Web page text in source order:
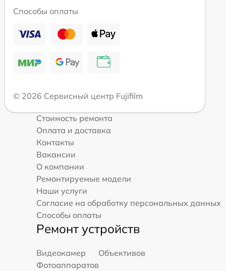
Способы оплаты
© 2026 Сервисный центр Fujifilm
Стоимость ремонта
Оплата и доставка
Контакты
Вакансии
О компании
Ремонтируемые модели
Наши услуги
Согласие на обработку персональных данных
Способы оплаты
Ремонт устройств
Видеокамер
Объективов
Фотоаппаратов